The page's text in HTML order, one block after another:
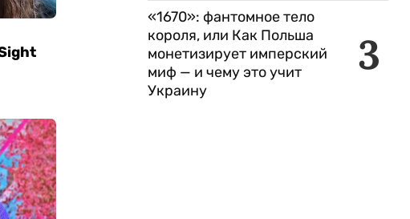
3
«1670»: фантомное тело
короля, или Как Польша
монетизирует имперский
миф — и чему это учит
Украину